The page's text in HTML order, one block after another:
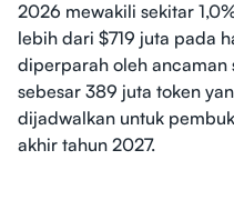
2026 mewakili sekitar
lebih dari $719 juta pada
diperparah oleh ancaman
sebesar 389 juta token
dijadwalkan untuk
akhir tahun 2027.